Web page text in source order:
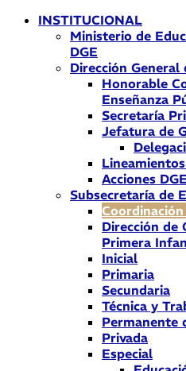
INSTITUCIONAL
Ministerio de
DGE
Dirección General
Honorable
Enseñanza
Secretaría
Jefatura de
Acciones DGE
Subsecretaría de
Dirección de
Primera
Inicial
Primaria
Secundaria
Técnica y
Permanente
Privada
Especial